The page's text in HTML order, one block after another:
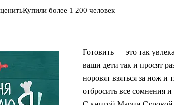
Готовить — это так
ваши дети так и просят
норовят взяться за нож
отбросить все сомнения
Купили более 1 200 человек